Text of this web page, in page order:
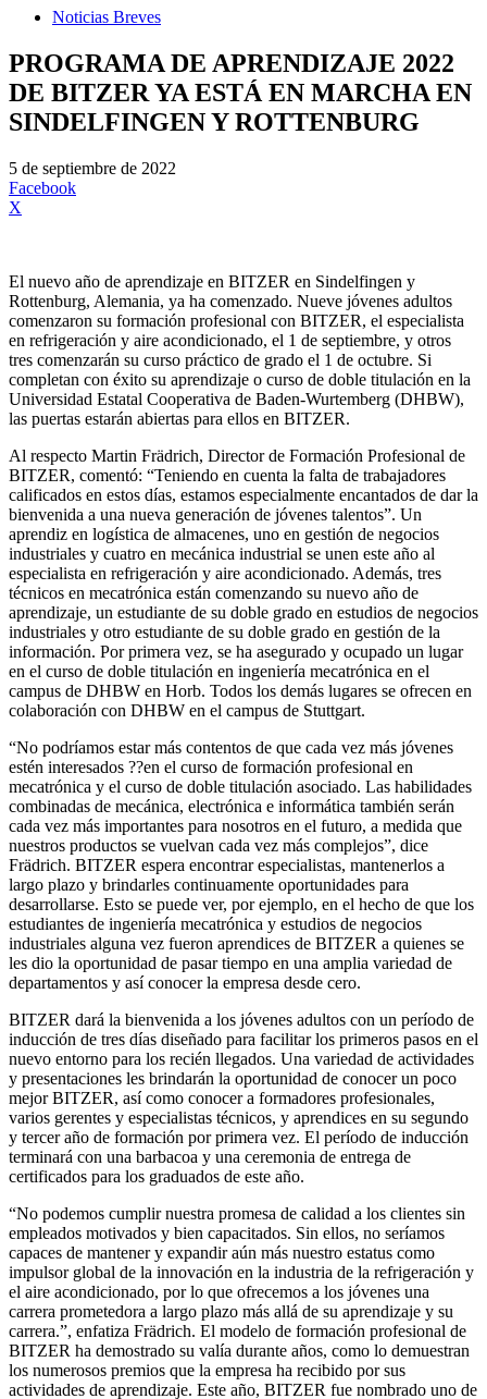
Noticias Breves
PROGRAMA DE APRENDIZAJE 2022
DE BITZER YA ESTÁ EN MARCHA EN
SINDELFINGEN Y ROTTENBURG
5 de septiembre de 2022
Facebook
X
El nuevo año de aprendizaje en BITZER en Sindelfingen y
Rottenburg, Alemania, ya ha comenzado. Nueve jóvenes adultos
comenzaron su formación profesional con BITZER, el especialista
en refrigeración y aire acondicionado, el 1 de septiembre, y otros
tres comenzarán su curso práctico de grado el 1 de octubre. Si
completan con éxito su aprendizaje o curso de doble titulación en la
Universidad Estatal Cooperativa de Baden-Wurtemberg (DHBW),
las puertas estarán abiertas para ellos en BITZER.
Al respecto Martin Frädrich, Director de Formación Profesional de
BITZER, comentó: “Teniendo en cuenta la falta de trabajadores
calificados en estos días, estamos especialmente encantados de dar la
bienvenida a una nueva generación de jóvenes talentos”. Un
aprendiz en logística de almacenes, uno en gestión de negocios
industriales y cuatro en mecánica industrial se unen este año al
especialista en refrigeración y aire acondicionado. Además, tres
técnicos en mecatrónica están comenzando su nuevo año de
aprendizaje, un estudiante de su doble grado en estudios de negocios
industriales y otro estudiante de su doble grado en gestión de la
información. Por primera vez, se ha asegurado y ocupado un lugar
en el curso de doble titulación en ingeniería mecatrónica en el
campus de DHBW en Horb. Todos los demás lugares se ofrecen en
colaboración con DHBW en el campus de Stuttgart.
“No podríamos estar más contentos de que cada vez más jóvenes
estén interesados ??en el curso de formación profesional en
mecatrónica y el curso de doble titulación asociado. Las habilidades
combinadas de mecánica, electrónica e informática también serán
cada vez más importantes para nosotros en el futuro, a medida que
nuestros productos se vuelvan cada vez más complejos”, dice
Frädrich. BITZER espera encontrar especialistas, mantenerlos a
largo plazo y brindarles continuamente oportunidades para
desarrollarse. Esto se puede ver, por ejemplo, en el hecho de que los
estudiantes de ingeniería mecatrónica y estudios de negocios
industriales alguna vez fueron aprendices de BITZER a quienes se
les dio la oportunidad de pasar tiempo en una amplia variedad de
departamentos y así conocer la empresa desde cero.
BITZER dará la bienvenida a los jóvenes adultos con un período de
inducción de tres días diseñado para facilitar los primeros pasos en el
nuevo entorno para los recién llegados. Una variedad de actividades
y presentaciones les brindarán la oportunidad de conocer un poco
mejor BITZER, así como conocer a formadores profesionales,
varios gerentes y especialistas técnicos, y aprendices en su segundo
y tercer año de formación por primera vez. El período de inducción
terminará con una barbacoa y una ceremonia de entrega de
certificados para los graduados de este año.
“No podemos cumplir nuestra promesa de calidad a los clientes sin
empleados motivados y bien capacitados. Sin ellos, no seríamos
capaces de mantener y expandir aún más nuestro estatus como
impulsor global de la innovación en la industria de la refrigeración y
el aire acondicionado, por lo que ofrecemos a los jóvenes una
carrera prometedora a largo plazo más allá de su aprendizaje y su
carrera.”, enfatiza Frädrich. El modelo de formación profesional de
BITZER ha demostrado su valía durante años, como lo demuestran
los numerosos premios que la empresa ha recibido por sus
actividades de aprendizaje. Este año, BITZER fue nombrado uno de